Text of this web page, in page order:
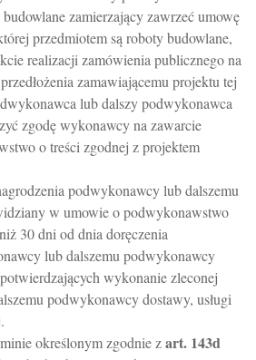
zamierzający zawrzeć umowę
przedmiotem są roboty budowlane,
realizacji zamówienia publicznego na
zamawiającemu projektu tej
lub dalszy podwykonawca
zgodę wykonawcy na zawarcie
o treści zgodnej z projektem
podwykonawcy lub dalszemu
w umowie o podwykonawstwo
30 dni od dnia doręczenia
lub dalszemu podwykonawcy
wykonanie zleconej
podwykonawcy dostawy, usługi
określonym zgodnie zart. 143d